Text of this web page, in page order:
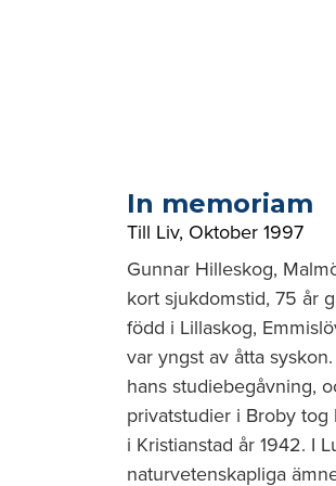
In memoriam
Till Liv, Oktober 1997
Gunnar Hilleskog,
kort sjukdomstid, 75 år
född i Lillaskog,
var yngst av åtta
hans studiebegåvning,
privatstudier i Broby tog
i Kristianstad år 1942. I
naturvetenskapliga